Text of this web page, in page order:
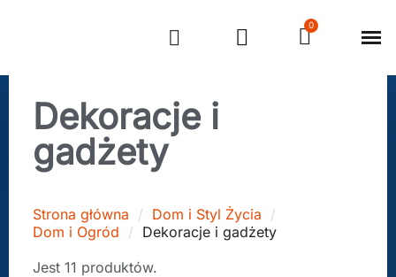
Dekoracje i
gadżety
Strona główna
Dom i Styl Życia
Dom i Ogród
Dekoracje i gadżety
Jest 11 produktów.